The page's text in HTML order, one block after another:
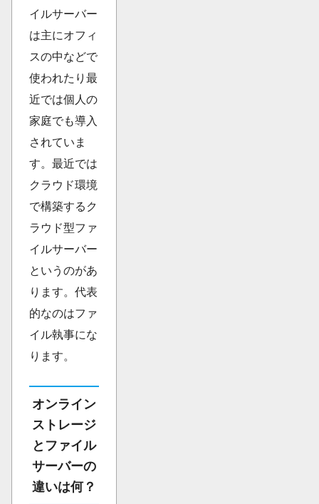
イルサーバー
は主にオフィ
スの中などで
使われたり最
近では個人の
家庭でも導入
されていま
す。最近では
クラウド環境
で構築するク
ラウド型ファ
イルサーバー
というのがあ
ります。代表
的なのはファ
イル執事にな
ります。
オンライン
ストレージ
とファイル
サーバーの
違いは何？